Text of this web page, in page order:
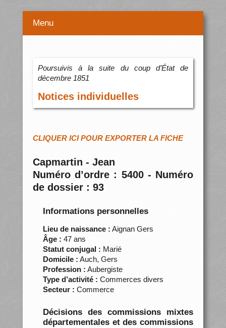
Menu
Poursuivis à la suite du coup d’État de
décembre 1851
Notices individuelles
CLIQUER ICI POUR EXPORTER LA FICHE
Capmartin - Jean
Numéro d’ordre : 5400 - Numéro
de dossier : 93
Informations personnelles
Lieu de naissance : Aignan Gers
Âge : 47 ans
Statut conjugal : Marié
Domicile : Auch, Gers
Profession : Aubergiste
Type d’activité : Commerces divers
Secteur : Commerce
Décisions des commissions mixtes
départementales et des commissions